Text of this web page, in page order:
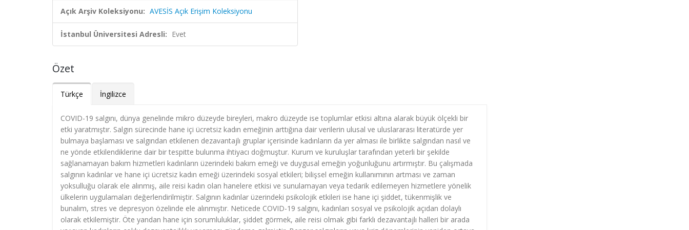
Açık Arşiv Koleksiyonu: AVESİS Açık Erişim Koleksiyonu
İstanbul Üniversitesi Adresli: Evet
Özet
Türkçe İngilizce
COVID-19 salgını, dünya genelinde mikro düzeyde bireyleri, makro düzeyde ise toplumlar etkisi altına alarak büyük ölçekli bir
etki yaratmıştır. Salgın sürecinde hane içi ücretsiz kadın emeğinin arttığına dair verilerin ulusal ve uluslararası literatürde yer
bulmaya başlaması ve salgından etkilenen dezavantajlı gruplar içerisinde kadınların da yer alması ile birlikte salgından nasıl ve
ne yönde etkilendiklerine dair bir tespitte bulunma ihtiyacı doğmuştur. Kurum ve kuruluşlar tarafından yeterli bir şekilde
sağlanamayan bakım hizmetleri kadınların üzerindeki bakım emeği ve duygusal emeğin yoğunluğunu artırmıştır. Bu çalışmada
salgının kadınlar ve hane içi ücretsiz kadın emeği üzerindeki sosyal etkileri; bilişsel emeğin kullanımının artması ve zaman
yoksulluğu olarak ele alınmış, aile reisi kadın olan hanelere etkisi ve sunulamayan veya tedarik edilemeyen hizmetlere yönelik
ülkelerin uygulamaları değerlendirilmiştir. Salgının kadınlar üzerindeki psikolojik etkileri ise hane içi şiddet, tükenmişlik ve
bunalım, stres ve depresyon özelinde ele alınmıştır. Neticede COVID-19 salgını, kadınları sosyal ve psikolojik açıdan dolaylı
olarak etkilemiştir. Öte yandan hane için sorumluluklar, şiddet görmek, aile reisi olmak gibi farklı dezavantajlı halleri bir arada